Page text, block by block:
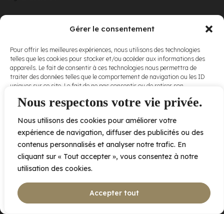
Nous respectons votre vie privée.
Nous utilisons des cookies pour améliorer votre
expérience de navigation, diffuser des publicités ou des
contenus personnalisés et analyser notre trafic. En
cliquant sur « Tout accepter », vous consentez à notre
utilisation des cookies.
Accepter tout
Gérer le consentement
Pour offrir les meilleures expériences, nous utilisons des technologies
telles que les cookies pour stocker et/ou accéder aux informations des
appareils. Le fait de consentir à ces technologies nous permettra de
traiter des données telles que le comportement de navigation ou les ID
uniques sur ce site. Le fait de ne pas consentir ou de retirer son
et fonctions.
Accepter
Refuser
© Elora. Tous
droits réservés.
Voir nos
conditions
d’utilisationet
2005 av. de Bois-de-Boulogne, Laval QCH7N 0J7